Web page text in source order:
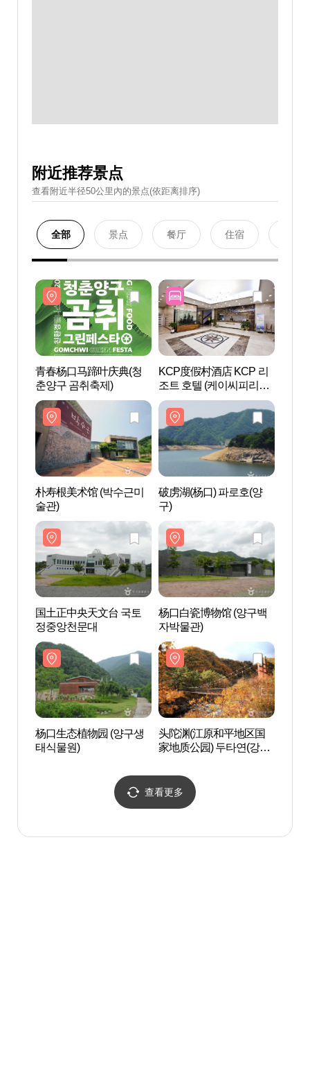
附近推荐景点
查看附近半径50公里內的景点(依距离排序)
全部 景点 餐厅 住宿
青春杨口马蹄叶庆典(청
춘양구 곰취축제)
KCP度假村酒店 KCP 리
조트 호텔 (케이씨피리조
트호텔)
朴寿根美术馆 (박수근미
술관)
破虏湖(杨口) 파로호(양
구)
国土正中央天文台 국토
정중앙천문대
杨口白瓷博物馆 (양구백
자박물관)
杨口生态植物园 (양구생
태식물원)
头陀渊(江原和平地区国
家地质公园) 두타연(강원
查看更多